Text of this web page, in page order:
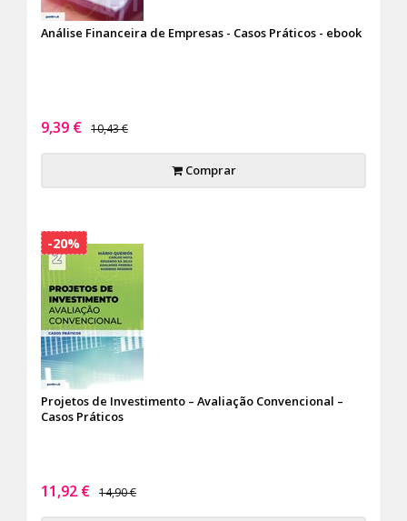
Análise Financeira de Empresas - Casos Práticos - ebook
9,39 € 10,43 €
Comprar
Projetos de Investimento – Avaliação Convencional –
Casos Práticos
11,92 € 14,90 €
-20%